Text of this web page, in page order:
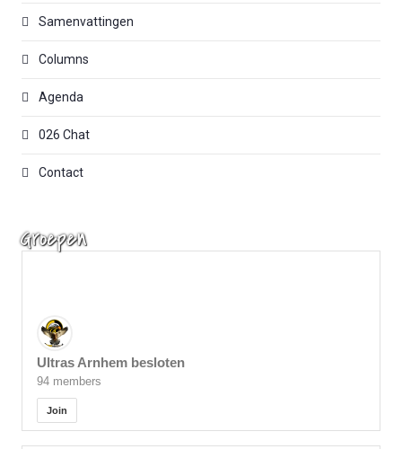
Samenvattingen
Columns
Agenda
026 Chat
Contact
Groepen
Ultras Arnhem besloten
94 members
Join